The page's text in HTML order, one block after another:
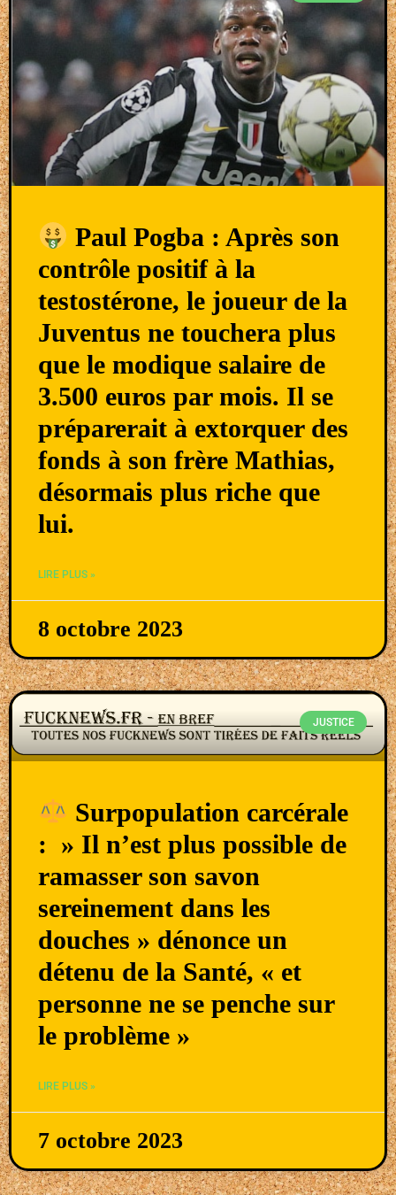
Paul Pogba : Après son
contrôle positif à la
testostérone, le joueur de la
Juventus ne touchera plus
que le modique salaire de
3.500 euros par mois. Il se
préparerait à extorquer des
fonds à son frère Mathias,
désormais plus riche que
lui.
LIRE PLUS »
8 octobre 2023
JUSTICE
Surpopulation carcérale
: » Il n’est plus possible de
ramasser son savon
sereinement dans les
douches » dénonce un
détenu de la Santé, « et
personne ne se penche sur
le problème »
LIRE PLUS »
7 octobre 2023